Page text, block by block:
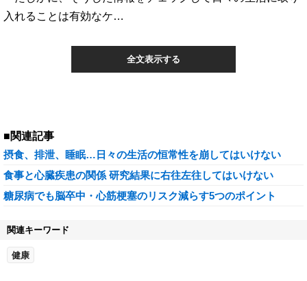
入れることは有効なケ…
全文表示する
■関連記事
摂食、排泄、睡眠…日々の生活の恒常性を崩してはいけない
食事と心臓疾患の関係 研究結果に右往左往してはいけない
糖尿病でも脳卒中・心筋梗塞のリスク減らす5つのポイント
関連キーワード
健康